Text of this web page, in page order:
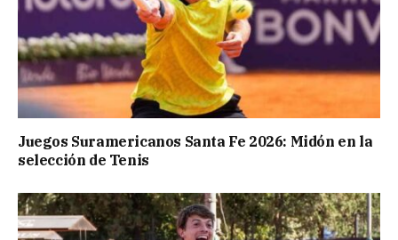
Juegos Suramericanos Santa Fe 2026: Midón en la
selección de Tenis